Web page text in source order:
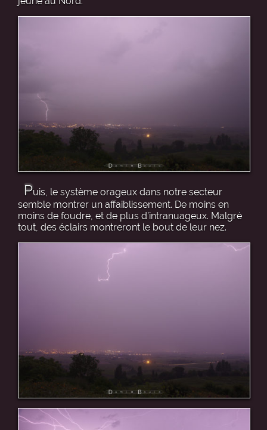
Puis, le système orageux dans notre secteur
semble montrer un affaiblissement. De moins en
moins de foudre, et de plus d’intranuageux. Malgré
tout, des éclairs montreront le bout de leur nez.